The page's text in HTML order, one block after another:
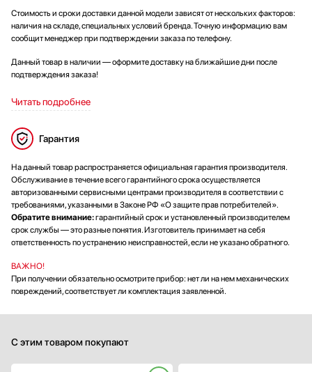
Стоимость и сроки доставки данной модели зависят от нескольких факторов:
наличия на складе, специальных условий бренда. Точную информацию вам
сообщит менеджер при подтверждении заказа по телефону.
Данный товар в наличии — оформите доставку на ближайшие дни после
подтверждения заказа!
Читать подробнее
Гарантия
На данный товар распространяется официальная гарантия производителя.
Обслуживание в течение всего гарантийного срока осуществляется
авторизованными сервисными центрами производителя в соответствии с
требованиями, указанными в Законе РФ «О защите прав потребителей».
Обратите внимание:гарантийный срок и установленный производителем
срок службы — это разные понятия. Изготовитель принимает на себя
ответственность по устранению неисправностей, если не указано обратного.
ВАЖНО!
При получении обязательно осмотрите прибор: нет ли на нем механических
повреждений, соответствует ли комплектация заявленной.
С этим товаром покупают